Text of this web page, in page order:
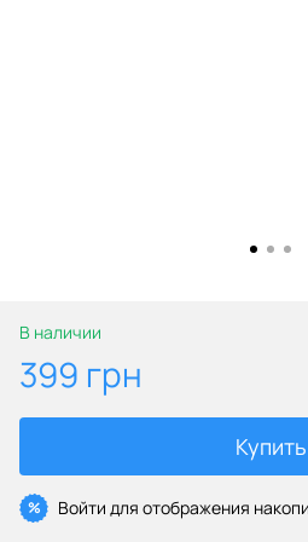
В наличии
399 грн
Купить
% Войти для отображения